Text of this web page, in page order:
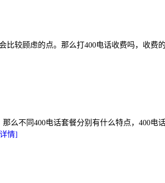
比较顾虑的点。那么打400电话收费吗，收
么不同400电话套餐分别有什么特点，400
情]